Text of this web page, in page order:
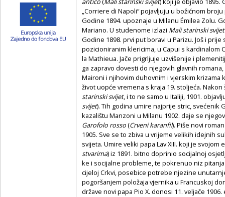
„Corriere di Napoli“ pojavljuju u božićnom
Godine 1894. upozna­je u Milanu Émilea Zolu.
Mariano. U studenome izlazi Mali starinski
Godine 1898. prvi put boravi u Parizu. Još i
pozicioniranim klericima, u Capui s
la Mathieua. Jače prigrljuje uzvišenije i
ga zapravo dovesti do njegovih glavnih
Maironi i njihovim duhovnim i vjer­skim krizama
život uopće vremena s kraja 19. stoljeća.
starinski svijet, i to ne samo u Italiji, 1901.
svijet). Tih godina umire najprije stric, svećenik
ka­zalištu Manzoni u Milanu 1902. daje se
Garofolo rosso(Crveni karanfil). Piše novi
1905. Sve se to zbiva u vrijeme velikih idejnih
svijeta. Umire veliki papa Lav XIII. koji je svojom
stvarima) iz 1891. bitno doprinio so­cijalnoj
ke i socijalne probleme, te pokrenuo niz
cijeloj Crkvi, posebice potrebe njezine
pogoršanjem položaja vjernika u Francu­skoj
drža­ve novi papa Pio X. donosi 11. veljače